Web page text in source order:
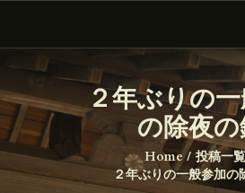
２年ぶりの
の除夜
Home
投稿一覧
２年ぶりの一般参加の
大仙寺
HOME
墓所新区画のご案内
ニュース